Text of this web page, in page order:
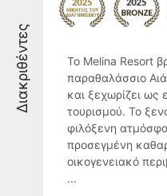
Διακριθέντες
Το Melina Resort
παραθαλάσσιο
και ξεχωρίζει ως
τουρισμού. Το
φιλόξενη
προσεγμένη
οικογενειακό
...